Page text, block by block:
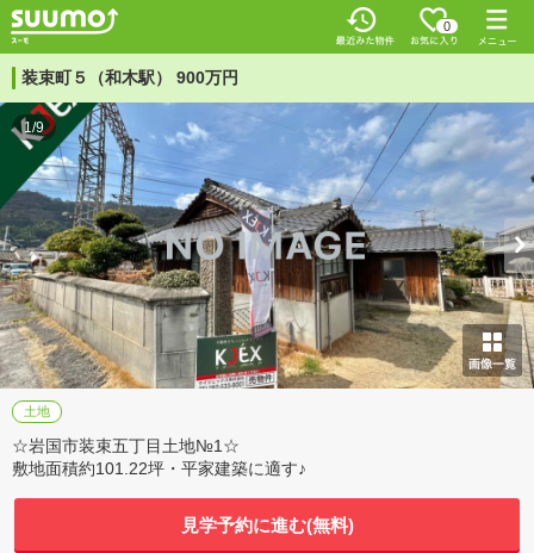
0
装束町５（和木駅） 900万円
1/9
土地
☆岩国市装束五丁目土地№1☆
敷地面積約101.22坪・平家建築に適す♪
見学予約に進む(無料)